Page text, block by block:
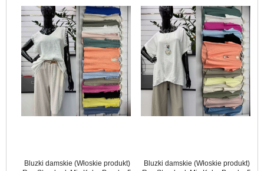
Bluzki damskie (Włoskie produkt)
Bluzki damskie (Włoskie produkt)